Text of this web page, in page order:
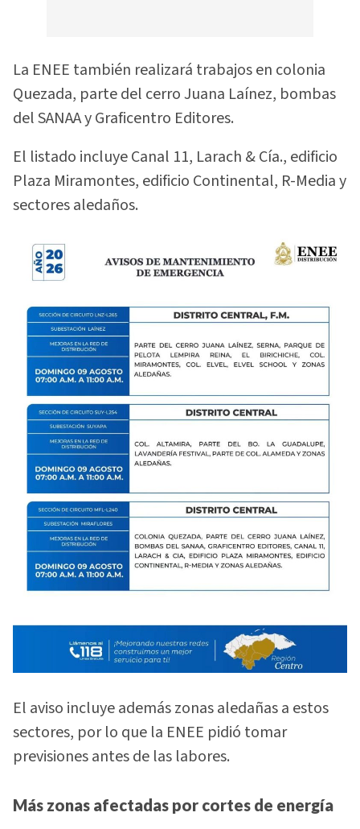
La ENEE también realizará trabajos en colonia
Quezada, parte del cerro Juana Laínez, bombas
del SANAA y Graficentro Editores.
El listado incluye Canal 11, Larach & Cía., edificio
Plaza Miramontes, edificio Continental, R-Media y
sectores aledaños.
El aviso incluye además zonas aledañas a estos
sectores, por lo que la ENEE pidió tomar
previsiones antes de las labores.
Más zonas afectadas por cortes de energía